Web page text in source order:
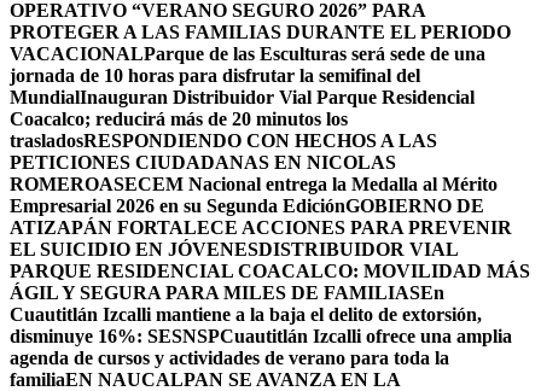
OPERATIVO “VERANO SEGURO 2026” PARA
PROTEGER A LAS FAMILIAS DURANTE EL PERIODO
VACACIONALParque de las Esculturas será sede de una
jornada de 10 horas para disfrutar la semifinal del
MundialInauguran Distribuidor Vial Parque Residencial
Coacalco; reducirá más de 20 minutos los
trasladosRESPONDIENDO CON HECHOS A LAS
PETICIONES CIUDADANAS EN NICOLAS
ROMEROASECEM Nacional entrega la Medalla al Mérito
Empresarial 2026 en su Segunda EdiciónGOBIERNO DE
ATIZAPÁN FORTALECE ACCIONES PARA PREVENIR
EL SUICIDIO EN JÓVENESDISTRIBUIDOR VIAL
PARQUE RESIDENCIAL COACALCO: MOVILIDAD MÁS
ÁGIL Y SEGURA PARA MILES DE FAMILIASEn
Cuautitlán Izcalli mantiene a la baja el delito de extorsión,
disminuye 16%: SESNSPCuautitlán Izcalli ofrece una amplia
agenda de cursos y actividades de verano para toda la
familiaEN NAUCALPAN SE AVANZA EN LA